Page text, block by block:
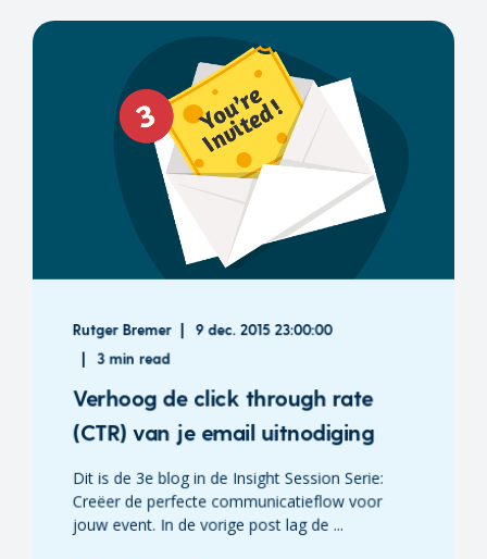
Rutger Bremer
9 dec. 2015 23:00:00
3 min read
Verhoog de click through rate
(CTR) van je email uitnodiging
Dit is de 3e blog in de Insight Session Serie:
Creëer de perfecte communicatieflow voor
jouw event. In de vorige post lag de ...